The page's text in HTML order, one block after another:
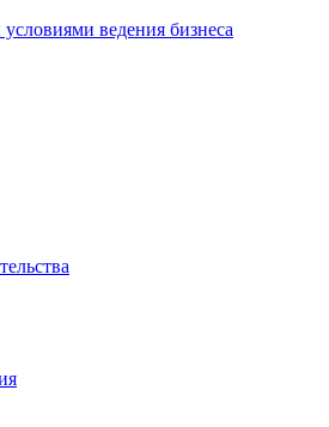
ведения бизнеса